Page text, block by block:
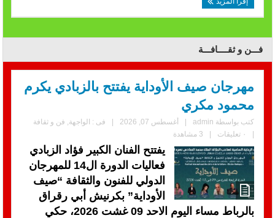
فـــن و ثقــــافـــة
مهرجان صيف الأوداية يفتتح بالزبادي يكرم
محمود مكري
كتب بواسطة admin
| أغسطس 07, 2026 | فى : الواجهة فن و ثقافة
|
٠ تعليقات | 3 مشاهدة
يفتتح الفنان الكبير فؤاد الزبادي
فعاليات الدورة ال14 للمهرجان
الدولي للفنون والثقافة “صيف
الأوداية” بكرنيش أبي رقراق
بالرباط مساء اليوم الاحد 09 غشت 2026، حكي